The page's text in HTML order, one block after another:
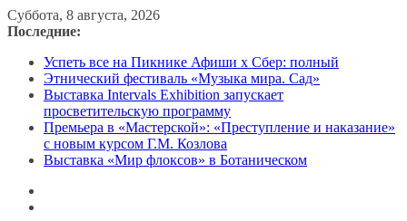
Перейти
к
Суббота, 8 августа, 2026
Последние:
Успеть все на Пикнике Афиши x Сбер: полный
Этнический фестиваль «Музыка мира. Сад»
Выставка Intervals Exhibition запускает
просветительскую программу
Премьера в «Мастерской»: «Преступление и наказание»
с новым курсом Г.М. Козлова
Выставка «Мир флоксов» в Ботаническом